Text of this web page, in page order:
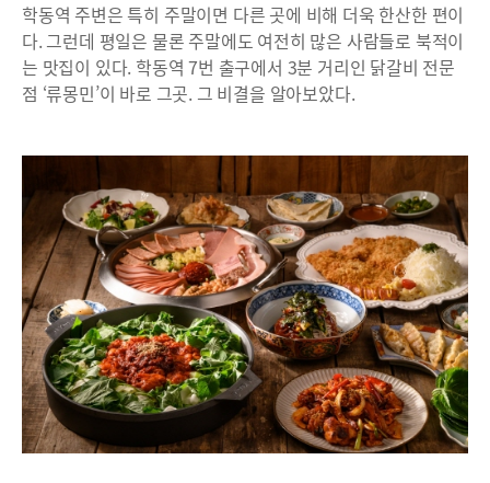
학동역 주변은 특히 주말이면 다른 곳에 비해 더욱 한산한 편이
다. 그런데 평일은 물론 주말에도 여전히 많은 사람들로 북적이
는 맛집이 있다. 학동역 7번 출구에서 3분 거리인 닭갈비 전문
점 ‘류몽민’이 바로 그곳. 그 비결을 알아보았다.